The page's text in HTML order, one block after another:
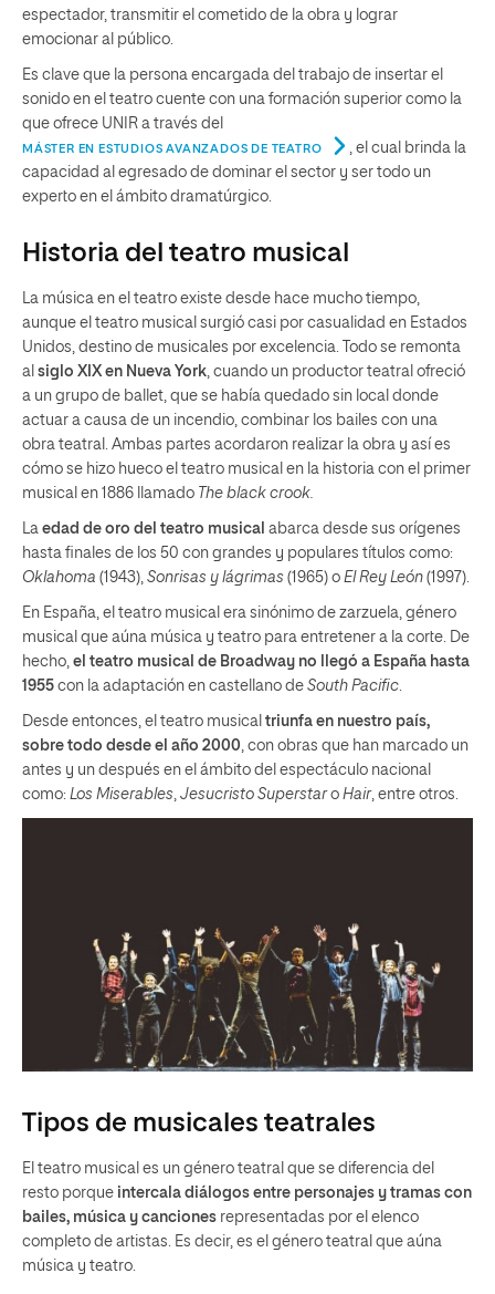
espectador, transmitir el cometido de la obra y lograr
emocionar al público.
Es clave que la persona encargada del trabajo de insertar el
sonido en el teatro cuente con una formación superior como la
que ofrece UNIR a través del
MÁSTER EN ESTUDIOS AVANZADOS DE TEATRO
, el cual brinda la
capacidad al egresado de dominar el sector y ser todo un
experto en el ámbito dramatúrgico.
Historia del teatro musical
La música en el teatro existe desde hace mucho tiempo,
aunque el teatro musical surgió casi por casualidad en Estados
Unidos, destino de musicales por excelencia. Todo se remonta
al siglo XIX en Nueva York , cuando un productor teatral ofreció
a un grupo de ballet, que se había quedado sin local donde
actuar a causa de un incendio, combinar los bailes con una
obra teatral. Ambas partes acordaron realizar la obra y así es
cómo se hizo hueco el teatro musical en la historia con el primer
musical en 1886 llamado The black crook.
La edad de oro del teatro musical abarca desde sus orígenes
hasta finales de los 50 con grandes y populares títulos como:
Oklahoma (1943), Sonrisas y lágrimas (1965) o El Rey León (1997).
En España, el teatro musical era sinónimo de zarzuela, género
musical que aúna música y teatro para entretener a la corte. De
hecho, el teatro musical de Broadway no llegó a España hasta
1955 con la adaptación en castellano de South Pacific
Desde entonces, el teatro musical triunfa en nuestro país,
sobre todo desde el año 2000 , con obras que han marcado un
antes y un después en el ámbito del espectáculo nacional
como: Los Miserables Jesucristo Superstaro Hair, entre otros.
Tipos de musicales teatrales
El teatro musical es un género teatral que se diferencia del
resto porque intercala diálogos entre personajes y tramas con
bailes, música y canciones representadas por el elenco
completo de artistas. Es decir, es el género teatral que aúna
música y teatro.